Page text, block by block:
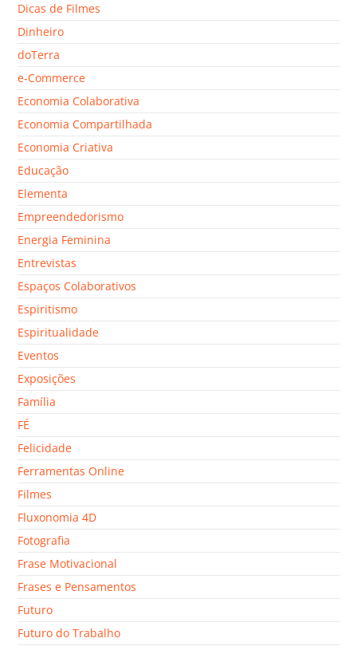
Dicas de Filmes
Dinheiro
doTerra
e-Commerce
Economia Colaborativa
Economia Compartilhada
Economia Criativa
Educação
Elementa
Empreendedorismo
Energia Feminina
Entrevistas
Espaços Colaborativos
Espiritismo
Espiritualidade
Eventos
Exposições
Família
FÉ
Felicidade
Ferramentas Online
Filmes
Fluxonomia 4D
Fotografia
Frase Motivacional
Frases e Pensamentos
Futuro
Futuro do Trabalho